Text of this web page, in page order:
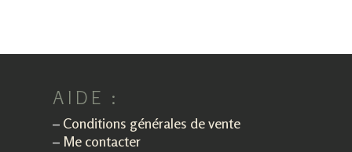
AIDE :
– Conditions générales de vente
– Me contacter